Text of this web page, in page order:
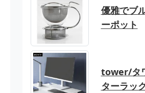
優雅でブ
ーポット
tower/タ
ターラッ